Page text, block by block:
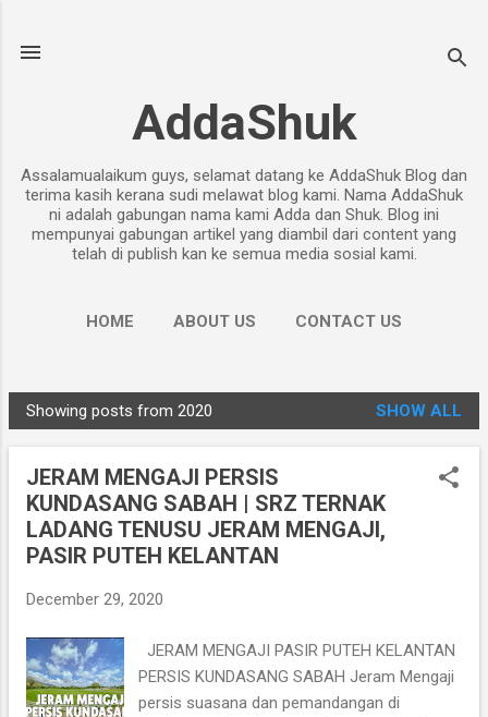
AddaShuk
Assalamualaikum guys, selamat datang ke AddaShuk Blog dan
terima kasih kerana sudi melawat blog kami. Nama AddaShuk
ni adalah gabungan nama kami Adda dan Shuk. Blog ini
mempunyai gabungan artikel yang diambil dari content yang
telah di publish kan ke semua media sosial kami.
HOME ABOUT US CONTACT US
P
o
Showing posts from 2020 SHOW ALL
JERAM MENGAJI PERSIS
KUNDASANG SABAH | SRZ TERNAK
LADANG TENUSU JERAM MENGAJI,
PASIR PUTEH KELANTAN
December 29, 2020
JERAM MENGAJI PASIR PUTEH KELANTAN
PERSIS KUNDASANG SABAH Jeram Mengaji
persis suasana dan pemandangan di